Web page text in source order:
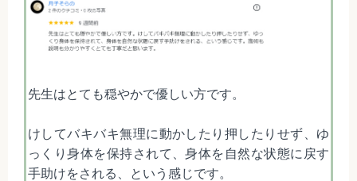
先生はとても穏やかで優しい方です。
けしてバキバキ無理に動かしたり押したりせず、ゆ
っくり身体を保持されて、身体を自然な状態に戻す
手助けをされる、という感じです。